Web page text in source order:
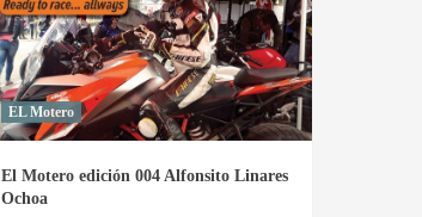
Gigli
EL Motero
El Motero edición 004 Alfonsito Linares
Ochoa